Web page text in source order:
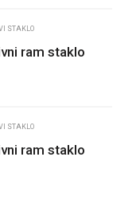
STAKLO
ram staklo
STAKLO
ram staklo